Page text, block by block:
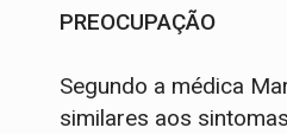
PREOCUPAÇÃO
Segundo a médica
similares aos